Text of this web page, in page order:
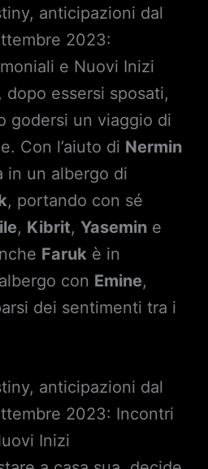
anticipazioni dal
2023:
e Nuovi Inizi
dopo essersi sposati,
godersi un viaggio di
Con l’aiuto di Nermin
in un albergo di
, portando con sé
, Kibrit, Yasemine
Farukè in
con Emine,
dei sentimenti tra i
anticipazioni dal
2023: Incontri
Inizi